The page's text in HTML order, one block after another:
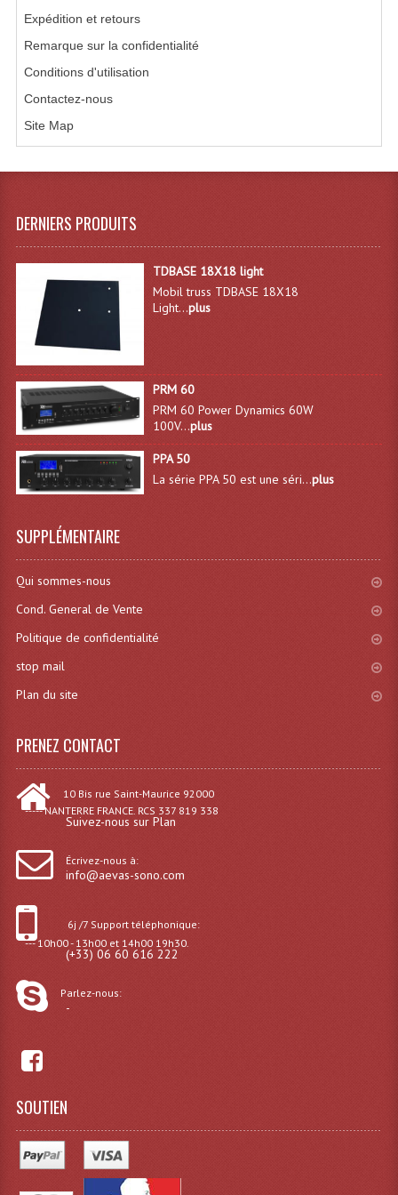
Système Sans Fil In-Ear Monitoring
Consoles Sono Et Studio
Consoles Amplifiées
Lumière
Boules À Facettes
Déco Light
Effets LASERS
Laser Multi-Points
Effets Lumineux, Centre De Piste
Effets Lumineux, Effets Disco
Consoles Éclairage DMX
Dispatches
Guirlandes Lumineuse
Expédition et retours
Remarque sur la confidentialité
Conditions d'utilisation
Contactez-nous
Site Map
DERNIERS PRODUITS
TDBASE 18X18 light
Mobil truss TDBASE 18X18
Light...plus
PRM 60
PRM 60 Power Dynamics 60W
100V...plus
PPA 50
La série PPA 50 est une séri...plus
SUPPLÉMENTAIRE
Qui sommes-nous
Cond. General de Vente
Politique de confidentialité
stop mail
Plan du site
PRENEZ CONTACT
10 Bis rue Saint-Maurice 92000
----- NANTERRE FRANCE. RCS 337 819 338
Suivez-nous sur Plan
Écrivez-nous à:
info@aevas-sono.com
6j /7 Support téléphonique:
--- 10h00 - 13h00 et 14h00 19h30.
(+33) 06 60 616 222
Parlez-nous:
-
SOUTIEN